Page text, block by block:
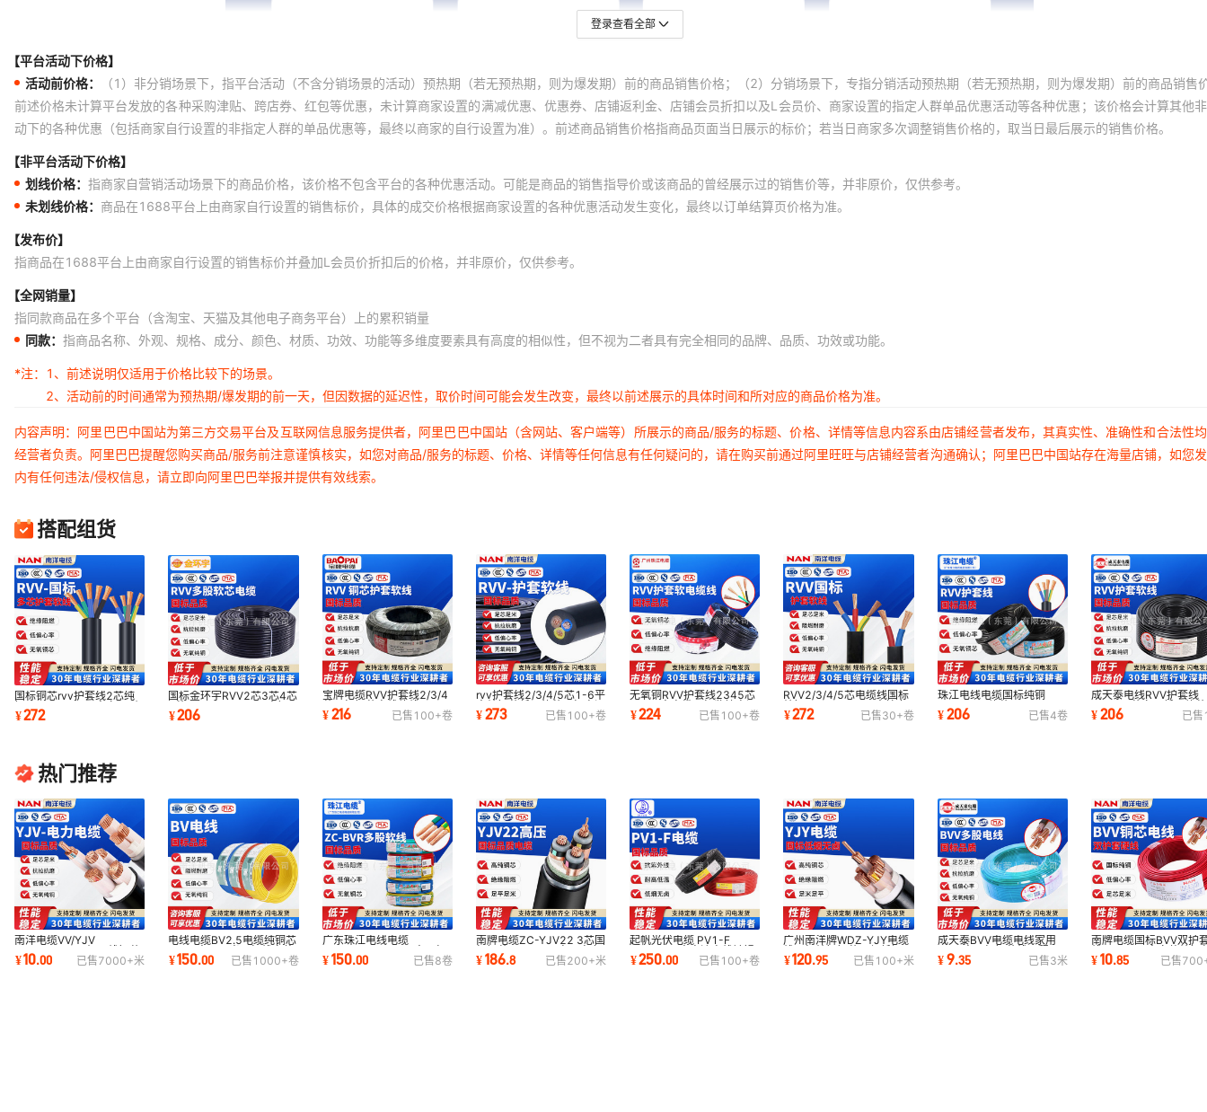
登录查看全部
【平台活动下价格】
活动前价格：
（1）非分销场景下，指平台活动（不含分销场景的活动）预热期（若无预热期，则为爆发期）前的商品销售价格；（2）分销场景下，专指分销活动预热期（若无预热期，则为爆发期）前的商品销售
前述价格未计算平台发放的各种采购津贴、跨店券、红包等优惠，未计算商家设置的满减优惠、优惠券、店铺返利金、店铺会员折扣以及L会员价、商家设置的指定人群单品优惠活动等各种优惠；该价格会计算其他
动下的各种优惠（包括商家自行设置的非指定人群的单品优惠等，最终以商家的自行设置为准）。前述商品销售价格指商品页面当日展示的标价；若当日商家多次调整销售价格的，取当日最后展示的销售价格。
【非平台活动下价格】
划线价格： 指商家自营销活动场景下的商品价格，该价格不包含平台的各种优惠活动。可能是商品的销售指导价或该商品的曾经展示过的销售价等，并非原价，仅供参考。
未划线价格： 商品在1688平台上由商家自行设置的销售标价，具体的成交价格根据商家设置的各种优惠活动发生变化，最终以订单结算页价格为准。
【发布价】
指商品在1688平台上由商家自行设置的销售标价并叠加L会员价折扣后的价格，并非原价，仅供参考。
【全网销量】
指同款商品在多个平台（含淘宝、天猫及其他电子商务平台）上的累积销量
同款： 指商品名称、外观、规格、成分、颜色、材质、功效、功能等多维度要素具有高度的相似性，但不视为二者具有完全相同的品牌、品质、功效或功能。
*注：
1、前述说明仅适用于价格比较下的场景。
2、活动前的时间通常为预热期/爆发期的前一天，但因数据的延迟性，取价时间可能会发生改变，最终以前述展示的具体时间和所对应的商品价格为准。
内容声明：阿里巴巴中国站为第三方交易平台及互联网信息服务提供者，阿里巴巴中国站（含网站、客户端等）所展示的商品/服务的标题、价格、详情等信息内容系由店铺经营者发布，其真实性、准确性和合法性
经营者负责。阿里巴巴提醒您购买商品/服务前注意谨慎核实，如您对商品/服务的标题、价格、详情等任何信息有任何疑问的，请在购买前通过阿里旺旺与店铺经营者沟通确认；阿里巴巴中国站存在海量店铺，如您
内有任何违法/侵权信息，请立即向阿里巴巴举报并提供有效线索。
搭配组货
国标铜芯rvv护套线2芯纯
铜1/1.5/2.5/4平方家用耐
磨防水南牌电缆
¥272
国标金环宇RVV2芯3芯4芯
5芯1/1.5/2.5/4/6平方铜
芯单芯多股软电缆
¥206
宝牌电缆RVV护套线2/3/4
芯国标铜芯电线软线
1.5/2.5/4平方地拖线
¥216 已售 100+卷
rvv护套线2/3/4/5芯1-6平
方纯铜芯低压软芯国标电源
线南洋电缆
¥273 已售 100+卷
无氧铜RVV护套线2345芯
1-6平方电缆国标监控电源
线广州珠江电缆线
¥224 已售 100+卷
RVV2/3/4/5芯电缆线国标
纯铜1.5/2.5/4/6平方护套
线南洋铜芯电缆
¥272 已售30+卷
珠江电线电缆国标纯铜
RVV2/3/4软芯
1.5/2.5/4/6平方护套线电
¥206 已售4卷
成天泰电线RVV护套线
2/3/4/5芯家用低压软
缘4平方国标铜芯线
¥206 已售
热门推荐
南洋电缆VV/YJV
3*70+2*35三相五线铜芯
国标低压阻燃南牌电力电缆
¥10.00 已售7000+米
电线电缆BV2.5电缆纯铜芯
4/6平方100米国标线家装
铜芯电子线家用
¥150.00 已售 1000+卷
广东珠江电线电缆
BVR1.5/2.5/4/6平方国标
阻燃多芯纯铜芯家装软线
¥150.00 已售8卷
南牌电缆ZC-YJV22 3芯国
标铜芯8.7/15KV高压电力
电缆带铠装电缆线
¥186.8 已售200+米
起帆光伏电缆 PV1-F
2.5/4/6平方直流电线镀锡
铜丝太阳能发电专用
¥250.00 已售 100+卷
广州南洋牌WDZ-YJY电缆
线国标纯铜铜芯环保低烟无
卤阻燃电力电缆
¥120.95 已售 100+米
成天泰BVV电缆电线家用
10平方国标铜芯线工程双
层单芯硬芯护套线
¥9.35 已售3米
南牌电缆国标BVV双护
线10-95平方家装纯铜
多股电线绝缘阻燃
¥10.85 已售